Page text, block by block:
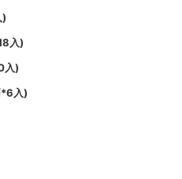
)
入)
入)
*6入)